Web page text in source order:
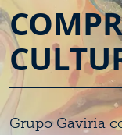
Grupo Gaviria